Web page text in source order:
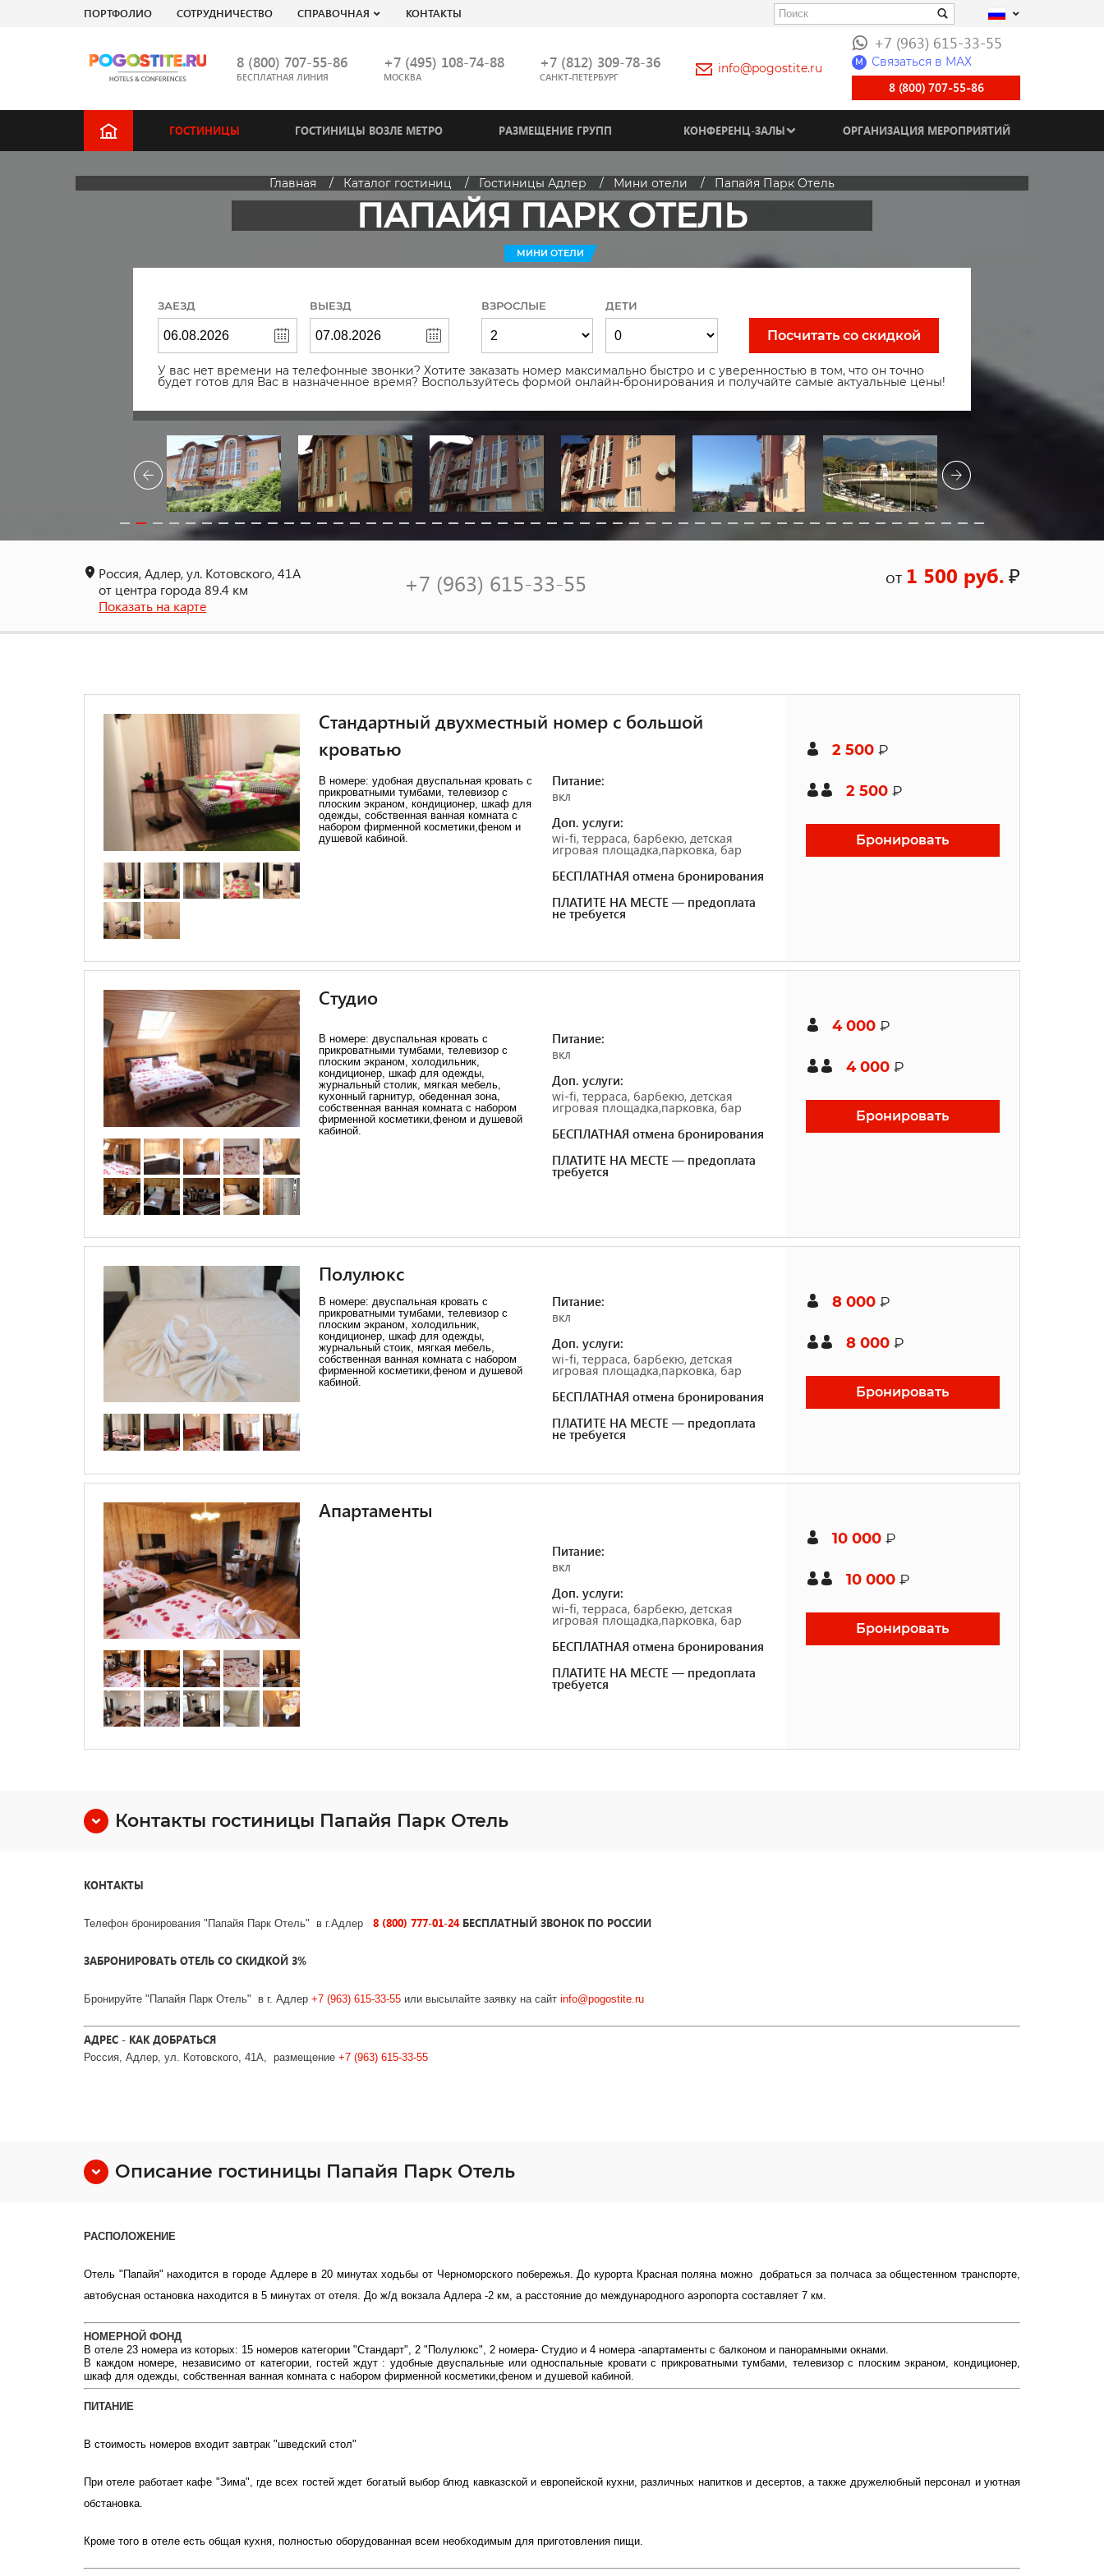
ПОРТФОЛИО СОТРУДНИЧЕСТВО СПРАВОЧНАЯ КОНТАКТЫ
8 (800) 707-55-86
БЕСПЛАТНАЯ ЛИНИЯ
+7 (495) 108-74-88
МОСКВА
+7 (812) 309-78-36
САНКТ-ПЕТЕРБУРГ
info@pogostite.ru
+7 (963) 615-33-55
M Связаться в МАХ
8 (800) 707-55-86
ГОСТИНИЦЫ ГОСТИНИЦЫ ВОЗЛЕ МЕТРО РАЗМЕЩЕНИЕ ГРУПП КОНФЕРЕНЦ-ЗАЛЫ ОРГАНИЗАЦИЯ МЕРОПРИЯТИЙ
Главная Каталог гостиниц Гостиницы Адлер Мини отели Папайя Парк Отель
ПАПАЙЯ ПАРК ОТЕЛЬ
МИНИ ОТЕЛИ
ЗАЕЗД ВЫЕЗД ВЗРОСЛЫЕ ДЕТИ
Посчитать со скидкой
У вас нет времени на телефонные звонки? Хотите заказать номер максимально быстро и с уверенностью в том, что он точно
будет готов для Вас в назначенное время? Воспользуйтесь формой онлайн-бронирования и получайте самые актуальные цены!
Россия, Адлер, ул. Котовского, 41А
от центра города 89.4 км
Показать на карте
+7 (963) 615-33-55 от 1 500 руб.₽
Стандартный двухместный номер с большой
кроватью
В номере: удобная двуспальная кровать с
прикроватными тумбами, телевизор с
плоским экраном, кондиционер, шкаф для
одежды, собственная ванная комната с
набором фирменной косметики,феном и
душевой кабиной.
Питание:
вкл
Доп. услуги:
wi-fi, терраса, барбекю, детская
игровая площадка,парковка, бар
БЕСПЛАТНАЯ отмена бронирования
ПЛАТИТЕ НА МЕСТЕ — предоплата
не требуется
2 500 ₽
2 500 ₽
Бронировать
Студио
В номере: двуспальная кровать с
прикроватными тумбами, телевизор с
плоским экраном, холодильник,
кондиционер, шкаф для одежды,
журнальный столик, мягкая мебель,
кухонный гарнитур, обеденная зона,
собственная ванная комната с набором
фирменной косметики,феном и душевой
кабиной.
Питание:
вкл
Доп. услуги:
wi-fi, терраса, барбекю, детская
игровая площадка,парковка, бар
БЕСПЛАТНАЯ отмена бронирования
ПЛАТИТЕ НА МЕСТЕ — предоплата
требуется
4 000 ₽
4 000 ₽
Бронировать
Полулюкс
В номере: двуспальная кровать с
прикроватными тумбами, телевизор с
плоским экраном, холодильник,
кондиционер, шкаф для одежды,
журнальный стоик, мягкая мебель,
собственная ванная комната с набором
фирменной косметики,феном и душевой
кабиной.
Питание:
вкл
Доп. услуги:
wi-fi, терраса, барбекю, детская
игровая площадка,парковка, бар
БЕСПЛАТНАЯ отмена бронирования
ПЛАТИТЕ НА МЕСТЕ — предоплата
не требуется
8 000 ₽
8 000 ₽
Бронировать
Апартаменты
Питание:
вкл
Доп. услуги:
wi-fi, терраса, барбекю, детская
игровая площадка,парковка, бар
БЕСПЛАТНАЯ отмена бронирования
ПЛАТИТЕ НА МЕСТЕ — предоплата
требуется
10 000 ₽
10 000 ₽
Бронировать
Контакты гостиницы Папайя Парк Отель
КОНТАКТЫ
Телефон бронирования "Папайя Парк Отель" в г.Адлер 8 (800) 777-01-24БЕСПЛАТНЫЙ ЗВОНОК ПО РОССИИ
ЗАБРОНИРОВАТЬ ОТЕЛЬ СО СКИДКОЙ 3%
Бронируйте "Папайя Парк Отель" в г. Адлер +7 (963) 615-33-55 или высылайте заявку на сайт info@pogostite.ru
АДРЕС - КАК ДОБРАТЬСЯ
Россия, Адлер, ул. Котовского, 41А, размещение +7 (963) 615-33-55
Описание гостиницы Папайя Парк Отель
РАСПОЛОЖЕНИЕ
Отель "Папайя" находится в городе Адлере в 20 минутах ходьбы от Черноморского побережья. До курорта Красная поляна можно добраться за полчаса за общестенном транспорте,
автобусная остановка находится в 5 минутах от отеля. До ж/д вокзала Адлера -2 км, а расстояние до международного аэропорта составляет 7 км.
НОМЕРНОЙ ФОНД
В отеле 23 номера из которых: 15 номеров категории "Стандарт", 2 "Полулюкс", 2 номера- Студио и 4 номера -апартаменты с балконом и панорамными окнами.
В каждом номере, независимо от категории, гостей ждут : удобные двуспальные или односпальные кровати с прикроватными тумбами, телевизор с плоским экраном, кондиционер,
шкаф для одежды, собственная ванная комната с набором фирменной косметики,феном и душевой кабиной.
ПИТАНИЕ
В стоимость номеров входит завтрак "шведский стол"
При отеле работает кафе "Зима", где всех гостей ждет богатый выбор блюд кавказской и европейской кухни, различных напитков и десертов, а также дружелюбный персонал и уютная
обстановка.
Кроме того в отеле есть общая кухня, полностью оборудованная всем необходимым для приготовления пищи.